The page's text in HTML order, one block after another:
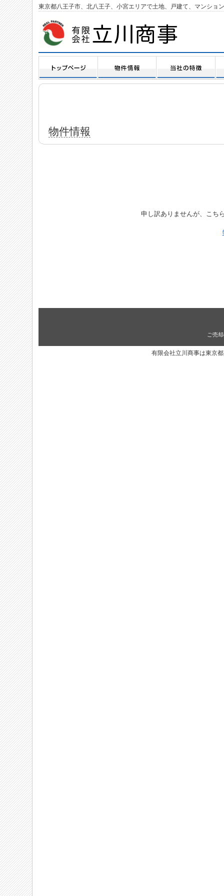
東京都八王子市、北八王子、小宮エリアで土地、戸建て、マンショ
物件情報
申し訳ありませんが、こち
ご売
有限会社立川商事は東京